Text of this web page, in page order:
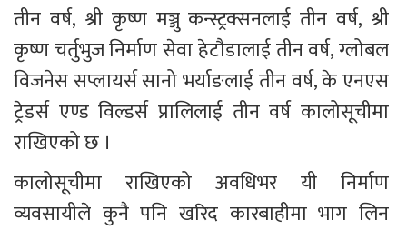
तीन वर्ष, श्री कृष्ण मञ्जु कन्स्ट्रक्सनलाई तीन वर्ष, श्री
कृष्ण चर्तुभुज निर्माण सेवा हेटौडालाई तीन वर्ष, ग्लोबल
विजनेस सप्लायर्स सानो भर्याङलाई तीन वर्ष, के एनएस
ट्रेडर्स एण्ड विल्डर्स प्रालिलाई तीन वर्ष कालोसूचीमा
राखिएको छ ।
कालोसूचीमा राखिएको अवधिभर यी निर्माण
व्यवसायीले कुनै पनि खरिद कारबाहीमा भाग लिन